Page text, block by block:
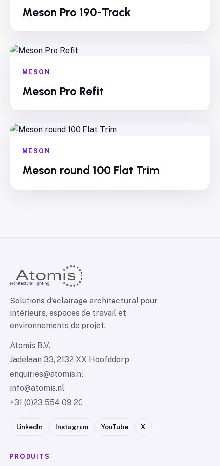
Meson Pro 190-Track
MESON
Meson Pro Refit
MESON
Meson round 100 Flat Trim
Solutions d'éclairage architectural pour
intérieurs, espaces de travail et
environnements de projet.
Atomis B.V.
Jadelaan 33, 2132 XX Hoofddorp
enquiries@atomis.nl
info@atomis.nl
+31 (0)23 554 09 20
LinkedIn Instagram YouTube X
PRODUITS